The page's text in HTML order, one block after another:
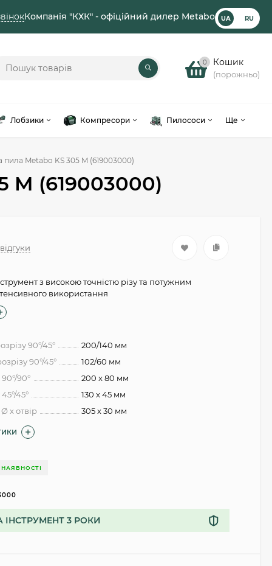
Компанія "КХК" - офіційний дилер Metabo UA RU
0 Кошик
(порожньо)
Лобзики Компресори Пилососи Ще
Metabo KS 305 M (619003000)
M (619003000)
з високою точністю різу та потужним
використання
90°/45°
200/140 мм
90°/45°
102/60 мм
90°
200 x 80 мм
45°
130 x 45 мм
x отвір
305 x 30 мм
НАЯВНОСТІ
ІНСТРУМЕНТ 3 РОКИ